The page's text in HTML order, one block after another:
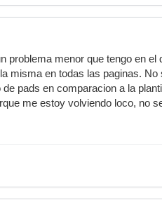
problema menor que tengo en
misma en todas las paginas.
pads en comparacion a la
me estoy volviendo loco, no